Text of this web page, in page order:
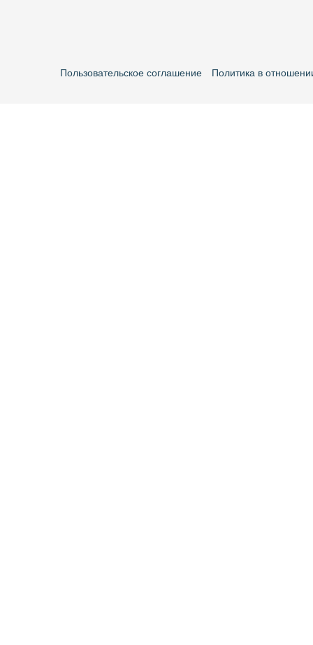
Пользовательское соглашение Политика в